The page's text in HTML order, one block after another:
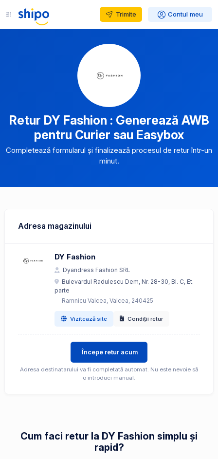
Trimite Contul meu
Retur DY Fashion : Generează AWB
pentru Curier sau Easybox
Completează formularul și finalizează procesul de retur într-un
minut.
Adresa magazinului
DY Fashion
Dyandress Fashion SRL
Bulevardul Radulescu Dem, Nr. 28-30, Bl. C, Et.
parte
Ramnicu Valcea, Valcea, 240425
Vizitează site Condiții retur
Începe retur acum
Adresa destinatarului va fi completată automat. Nu este nevoie să
o introduci manual.
Cum faci retur la DY Fashion simplu și
rapid?